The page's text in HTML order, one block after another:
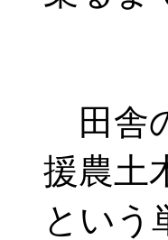
田舎
援農土
という